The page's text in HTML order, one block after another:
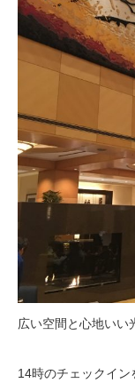
広い空間と心地いい
14時のチェックイ